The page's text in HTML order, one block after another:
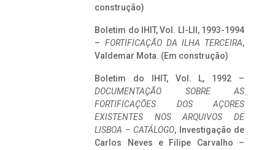
construção)
Boletim do IHIT, Vol. LI-LII, 1993-1994
– FORTIFICAÇÃO DA ILHA TERCEIRA,
Valdemar Mota. (Em construção)
Boletim do IHIT, Vol. L, 1992 –
DOCUMENTAÇÃO SOBRE AS
FORTIFICAÇÕES DOS AÇORES
EXISTENTES NOS ARQUIVOS DE
LISBOA – CATÁLOGO, Investigação de
Carlos Neves e Filipe Carvalho –